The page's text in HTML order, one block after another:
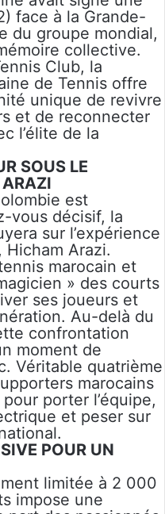
face à la Grande-
du groupe mondial,
collective.
Club, la
de Tennis offre
unique de revivre
et de reconnecter
l’élite de la
SOUS LE
est
vous décisif, la
sur l’expérience
Hicham Arazi.
marocain et
» des courts
ses joueurs et
Au-delà du
confrontation
moment de
Véritable quatrième
marocains
porter l’équipe,
et peser sur
POUR UN
limitée à 2 000
impose une